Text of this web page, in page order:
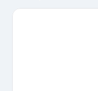
la nature locale auprès des